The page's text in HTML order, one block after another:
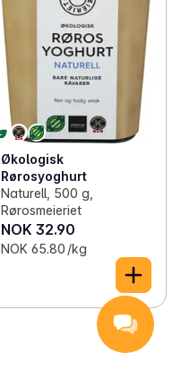
Økologisk
Rørosyoghurt
Naturell, 500 g,
Rørosmeieriet
NOK 32.90
NOK 65.80 /kg